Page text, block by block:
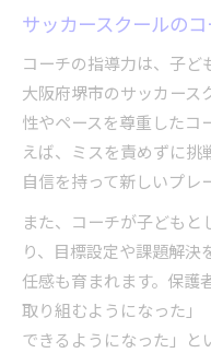
サッカースクールの
コーチの指導力は、子ど
大阪府堺市のサッカース
性やペースを尊重したコ
えば、ミスを責めずに挑
自信を持って新しいプレ
また、コーチが子ども
り、目標設定や課題解
任感も育まれます。保護
取り組むようになった」
できるようになった」と